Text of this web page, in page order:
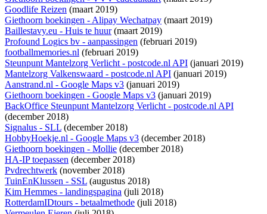
Goodlife Reizen (maart 2019)
Giethoorn boekingen - Alipay Wechatpay (maart 2019)
Baillestavy.eu - Huis te huur(maart 2019)
Profound Logics bv - aanpassingen (februari 2019)
footballmemories.nl (februari 2019)
Steunpunt Mantelzorg Verlicht - postcode.nl API (januari 2019)
Mantelzorg Valkenswaard - postcode.nl API (januari 2019)
Aanstrand.nl - Google Maps v3 (januari 2019)
Giethoorn boekingen - Google Maps v3 (januari 2019)
BackOffice Steunpunt Mantelzorg Verlicht - postcode.nl API
(december 2018)
Signalus - SLL (december 2018)
HobbyHoekje.nl - Google Maps v3 (december 2018)
Giethoorn boekingen - Mollie (december 2018)
HA-IP toepassen (december 2018)
Pvdrechtwerk (november 2018)
TuinEnKlussen - SSL (augustus 2018)
Kim Hemmes - landingspagina (juli 2018)
RotterdamIDtours - betaalmethode (juli 2018)